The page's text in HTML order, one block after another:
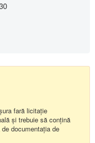
fară licitație
și trebuie să conțină
documentația de